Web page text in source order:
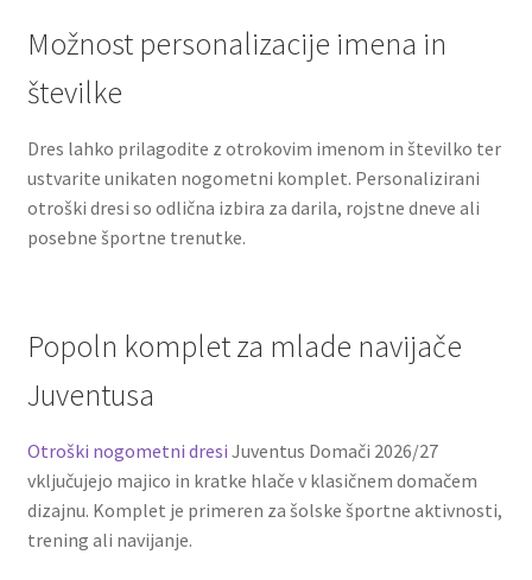
Možnost personalizacije imena in
številke
Dres lahko prilagodite z otrokovim imenom in številko ter
ustvarite unikaten nogometni komplet. Personalizirani
otroški dresi so odlična izbira za darila, rojstne dneve ali
posebne športne trenutke.
Popoln komplet za mlade navijače
Juventusa
Otroški nogometni dresi Juventus Domači 2026/27
vključujejo majico in kratke hlače v klasičnem domačem
dizajnu. Komplet je primeren za šolske športne aktivnosti,
trening ali navijanje.